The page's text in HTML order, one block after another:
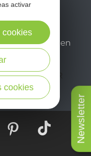
Newsletter
nuestro
y
para
su estancia en
NEWSLETTER
activar
cookies
cookies